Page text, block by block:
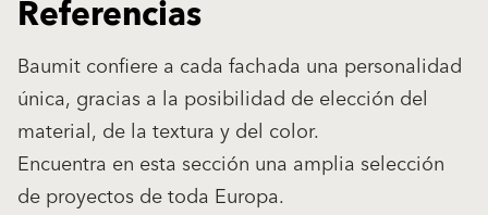
Referencias
Baumit confiere a cada fachada una personalidad
única, gracias a la posibilidad de elección del
material, de la textura y del color.
Encuentra en esta sección una amplia selección
de proyectos de toda Europa.